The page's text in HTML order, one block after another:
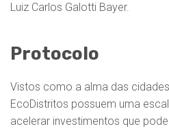
Luiz Carlos Galotti Bayer.
Protocolo
Vistos como a alma das
EcoDistritos possuem uma
acelerar investimentos que